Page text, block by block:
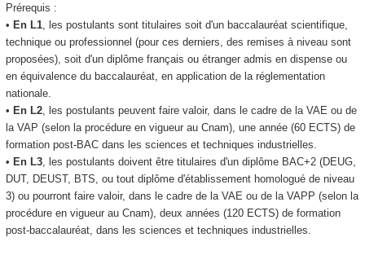
Prérequis :
• En L1, les postulants sont titulaires soit d'un baccalauréat scientifique,
technique ou professionnel (pour ces derniers, des remises à niveau sont
proposées), soit d'un diplôme français ou étranger admis en dispense ou
en équivalence du baccalauréat, en application de la réglementation
nationale.
• En L2, les postulants peuvent faire valoir, dans le cadre de la VAE ou de
la VAP (selon la procédure en vigueur au Cnam), une année (60 ECTS) de
formation post-BAC dans les sciences et techniques industrielles.
• En L3, les postulants doivent être titulaires d'un diplôme BAC+2 (DEUG,
DUT, DEUST, BTS, ou tout diplôme d'établissementhomologué de niveau
3) ou pourront faire valoir, dans le cadre de la VAE ou de la VAPP (selon la
procédure en vigueur au Cnam), deux années (120 ECTS) de formation
post-baccalauréat, dans les sciences et techniques industrielles.